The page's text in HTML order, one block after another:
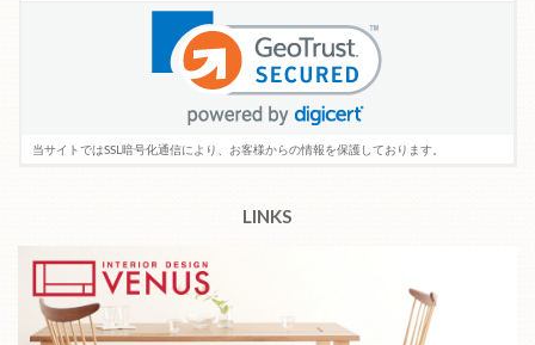
当サイトではSSL暗号化通信により、お客様からの情報を保護しております。
LINKS